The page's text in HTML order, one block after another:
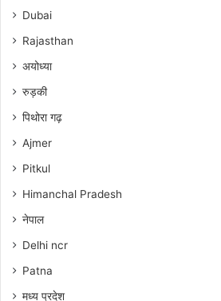
Dubai
Rajasthan
अयोध्या
रुड़की
पिथोरा गढ़
Ajmer
Pitkul
Himanchal Pradesh
नेपाल
Delhi ncr
Patna
मध्य प्रदेश